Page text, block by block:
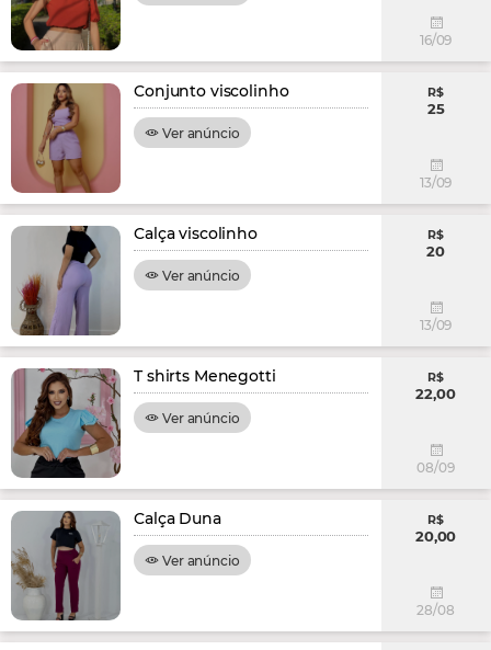
16/09
Conjunto viscolinho
Ver anúncio
R$
25
13/09
Calça viscolinho
Ver anúncio
R$
20
13/09
T shirts Menegotti
Ver anúncio
R$
22,00
08/09
Calça Duna
Ver anúncio
R$
20,00
28/08